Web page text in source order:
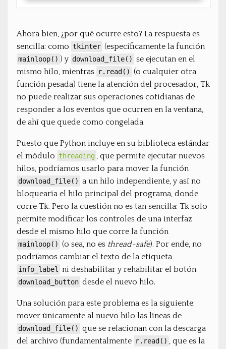
Ahora bien, ¿por qué ocurre esto? La respuesta es
sencilla: como tkinter (específicamente la función
mainloop() ) y download_file() se ejecutan en el
mismo hilo, mientras r.read() (o cualquier otra
función pesada) tiene la atención del procesador, Tk
no puede realizar sus operaciones cotidianas de
responder a los eventos que ocurren en la ventana,
de ahí que quede como congelada.
Puesto que Python incluye en su biblioteca estándar
el módulo threading , que permite ejecutar nuevos
hilos, podríamos usarlo para mover la función
download_file() a un hilo independiente, y así no
bloquearía el hilo principal del programa, donde
corre Tk. Pero la cuestión no es tan sencilla: Tk solo
permite modificar los controles de una interfaz
desde el mismo hilo que corre la función
mainloop() (o sea, no es thread-safe). Por ende, no
podríamos cambiar el texto de la etiqueta
info_label ni deshabilitar y rehabilitar el botón
download_button desde el nuevo hilo.
Una solución para este problema es la siguiente:
mover únicamente al nuevo hilo las líneas de
download_file() que se relacionan con la descarga
del archivo (fundamentalmente r.read() , que es la